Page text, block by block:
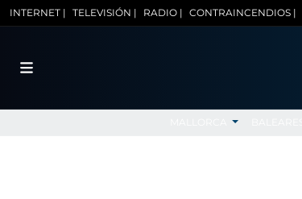
INTERNET | TELEVISIÓN | RADIO | CONTRAINCENDIOS |